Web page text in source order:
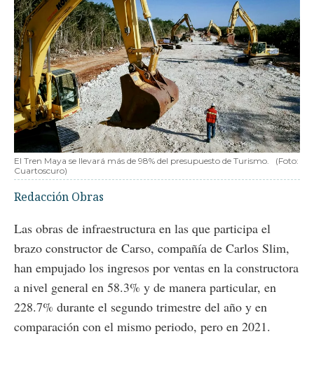
El Tren Maya se llevará más de 98% del presupuesto de Turismo.
(Foto:
Cuartoscuro)
Redacción Obras
Las obras de infraestructura en las que participa el
brazo constructor de Carso, compañía de Carlos Slim,
han empujado los ingresos por ventas en la constructora
a nivel general en 58.3% y de manera particular, en
228.7% durante el segundo trimestre del año y en
comparación con el mismo periodo, pero en 2021.